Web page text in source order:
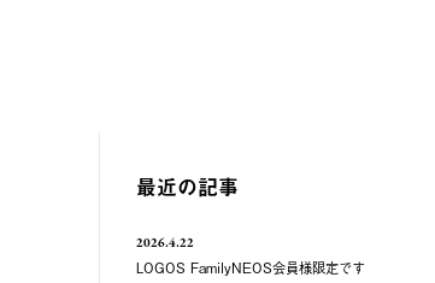
最近の記事
2026.4.22
LOGOS FamilyNEOS会員様限定です